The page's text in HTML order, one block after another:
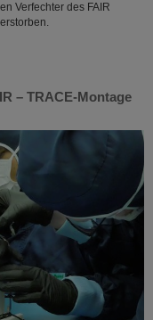
Verfechter des FAIR
– TRACE-Montage